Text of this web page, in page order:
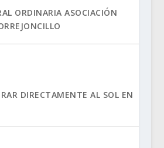
ORDINARIA ASOCIACIÓN
DIRECTAMENTE AL SOL EN